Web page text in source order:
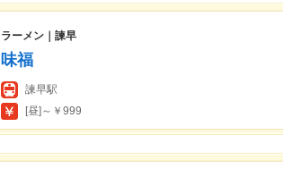
ラーメン｜諫早
味福
諫早駅
[昼]～￥999